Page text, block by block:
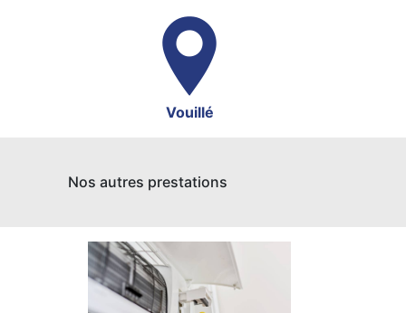
Vouillé
Nos autres prestations